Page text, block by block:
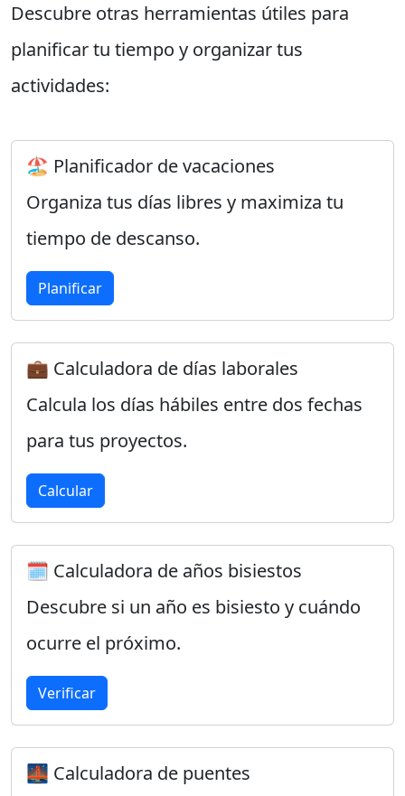
Descubre otras herramientas útiles para
planificar tu tiempo y organizar tus
actividades:
🏖️ Planificador de vacaciones
Organiza tus días libres y maximiza tu
tiempo de descanso.
Planificar
💼 Calculadora de días laborales
Calcula los días hábiles entre dos fechas
para tus proyectos.
Calcular
🗓️ Calculadora de años bisiestos
Descubre si un año es bisiesto y cuándo
ocurre el próximo.
Verificar
🌉 Calculadora de puentes